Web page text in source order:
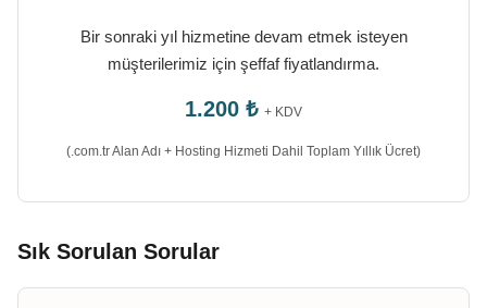
Bir sonraki yıl hizmetine devam etmek isteyen
müşterilerimiz için şeffaf fiyatlandırma.
1.200 ₺ + KDV
(.com.tr Alan Adı + Hosting Hizmeti Dahil Toplam Yıllık Ücret)
Sık Sorulan Sorular